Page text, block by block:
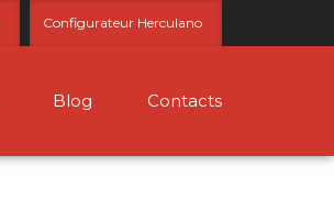
Configurateur Herculano
Blog Contacts